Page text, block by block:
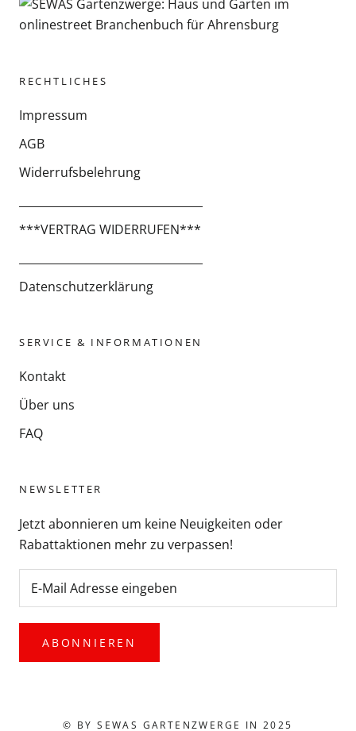
RECHTLICHES
Impressum
AGB
Widerrufsbelehrung
***VERTRAG WIDERRUFEN***
Datenschutzerklärung
SERVICE & INFORMATIONEN
Kontakt
Über uns
FAQ
NEWSLETTER
Jetzt abonnieren um keine Neuigkeiten oder
Rabattaktionen mehr zu verpassen!
ABONNIEREN
© BY SEWAS GARTENZWERGE IN 2025